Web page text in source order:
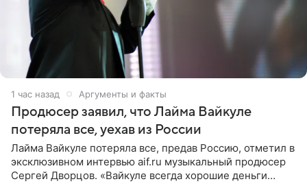
1 час назад Аргументы и факты
Продюсер заявил, что Лайма Вайкуле
потеряла все, уехав из России
Лайма Вайкуле потеряла все, предав Россию, отметил в
эксклюзивном интервью aif.ru музыкальный продюсер
Сергей Дворцов. «Вайкуле всегда хорошие деньги